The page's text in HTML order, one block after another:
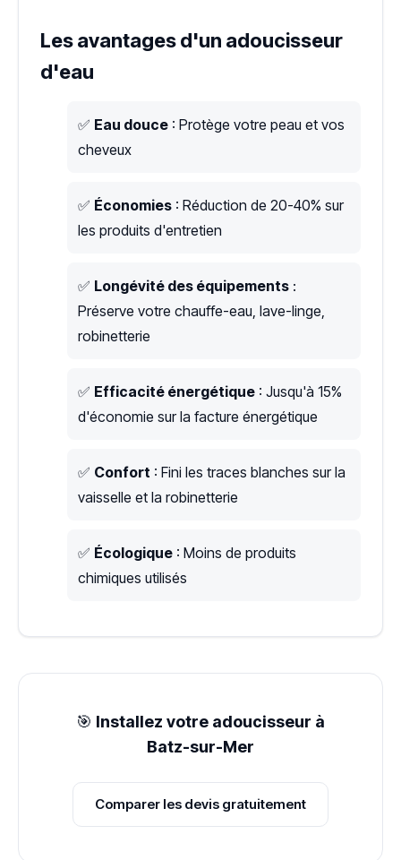
Les avantages d'un adoucisseur
d'eau
✅ Eau douce : Protège votre peau et vos
cheveux
✅ Économies : Réduction de 20-40% sur
les produits d'entretien
✅ Longévité des équipements :
Préserve votre chauffe-eau, lave-linge,
robinetterie
✅ Efficacité énergétique : Jusqu'à 15%
d'économie sur la facture énergétique
✅ Confort : Fini les traces blanches sur la
vaisselle et la robinetterie
✅ Écologique : Moins de produits
chimiques utilisés
🎯 Installez votre adoucisseur à
Batz-sur-Mer
Comparer les devis gratuitement